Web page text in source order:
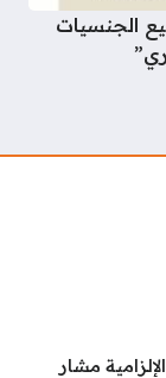
الجنسيات
مشار